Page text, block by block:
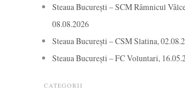
Steaua București – SCM Râmnicul
08.08.2026
Steaua București – CSM Slatina,
Steaua București – FC Voluntari,
CATEGORII